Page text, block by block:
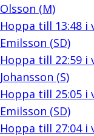
Olsson (M)
Hoppa till 13:48i
Emilsson (SD)
Hoppa till 22:59i
Johansson (S)
Hoppa till 25:05i
Emilsson (SD)
Hoppa till 27:04i